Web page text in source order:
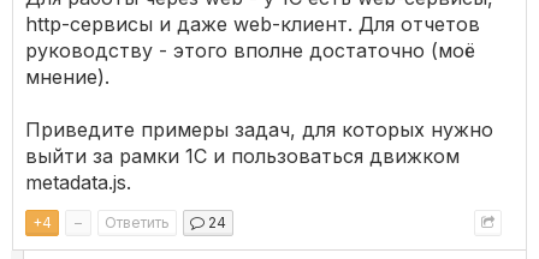
http-сервисы и даже web-клиент. Для отчетов
руководству - этого вполне достаточно (моё
мнение).
Приведите примеры задач, для которых нужно
выйти за рамки 1С и пользоваться движком
metadata.js.
+4 – Ответить 24